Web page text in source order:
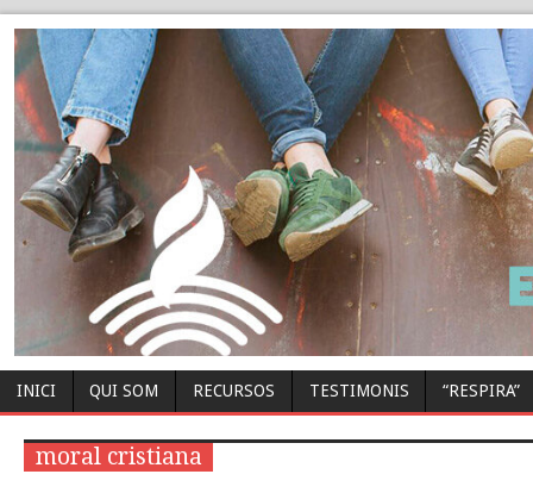
INICI QUI SOM RECURSOS TESTIMONIS “RESPIRA”
moral cristiana